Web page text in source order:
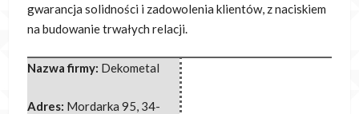
gwarancja solidności i zadowolenia klientów, z naciskiem
na budowanie trwałych relacji.
Nazwa firmy: Dekometal
Adres: Mordarka 95, 34-